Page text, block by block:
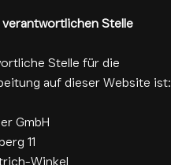
verantwortlichen Stelle
Stelle für die
auf dieser Website ist:
GmbH
11
Winkel